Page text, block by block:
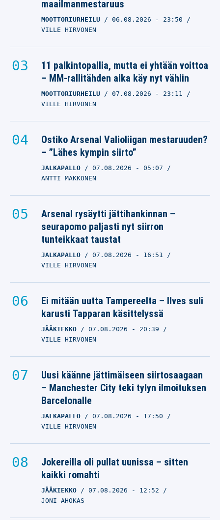
maailmanmestaruus
MOOTTORIURHEILU 06.08.2026 - 23:50
VILLE HIRVONEN
11 palkintopallia, mutta ei yhtään voittoa
– MM-rallitähden aika käy nyt vähiin
MOOTTORIURHEILU 07.08.2026 - 23:11
VILLE HIRVONEN
Ostiko Arsenal Valioliigan mestaruuden?
– ”Lähes kympin siirto”
JALKAPALLO 07.08.2026 - 05:07
ANTTI MAKKONEN
Arsenal rysäytti jättihankinnan –
seurapomo paljasti nyt siirron
tunteikkaat taustat
JALKAPALLO 07.08.2026 - 16:51
VILLE HIRVONEN
Ei mitään uutta Tampereelta – Ilves suli
karusti Tapparan käsittelyssä
JÄÄKIEKKO 07.08.2026 - 20:39
VILLE HIRVONEN
Uusi käänne jättimäiseen siirtosaagaan
– Manchester City teki tylyn ilmoituksen
Barcelonalle
JALKAPALLO 07.08.2026 - 17:50
VILLE HIRVONEN
Jokereilla oli pullat uunissa – sitten
kaikki romahti
JÄÄKIEKKO 07.08.2026 - 12:52
JONI AHOKAS